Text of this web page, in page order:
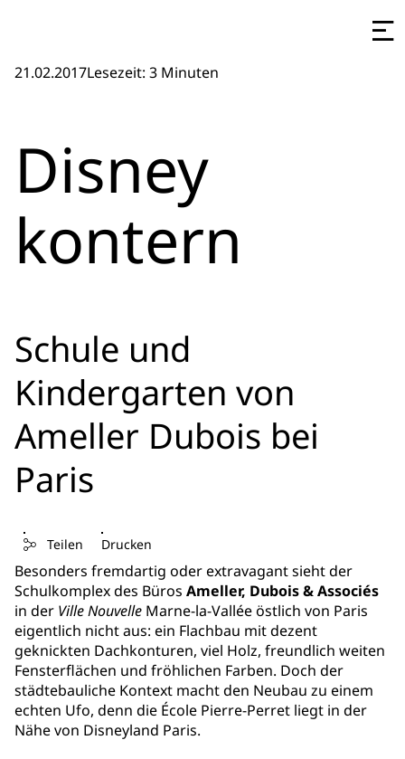
21.02.2017Lesezeit: 3 Minuten
Disney
kontern
Schule und
Kindergarten von
Ameller Dubois bei
Paris
Teilen Drucken
Besonders fremdartig oder extravagant sieht der
Schulkomplex des Büros Ameller, Dubois & Associés
in der Ville Nouvelle Marne-la-Vallée östlich von Paris
eigentlich nicht aus: ein Flachbau mit dezent
geknickten Dachkonturen, viel Holz, freundlich weiten
Fensterflächen und fröhlichen Farben. Doch der
städtebauliche Kontext macht den Neubau zu einem
echten Ufo, denn die École Pierre-Perret liegt in der
Nähe von Disneyland Paris.